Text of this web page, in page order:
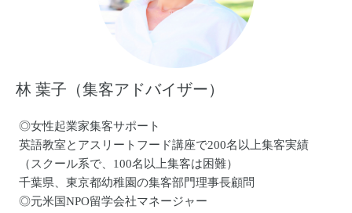
林 葉子（集客アドバイザー）
◎女性起業家集客サポート
英語教室とアスリートフード講座で200名以上集客実績
（スクール系で、100名以上集客は困難）
千葉県、東京都幼稚園の集客部門理事長顧問
◎元米国NPO留学会社マネージャー